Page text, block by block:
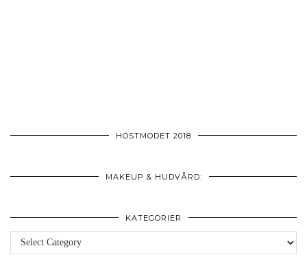
HÖSTMODET 2018
MAKEUP & HUDVÅRD:
KATEGORIER
Kategorier